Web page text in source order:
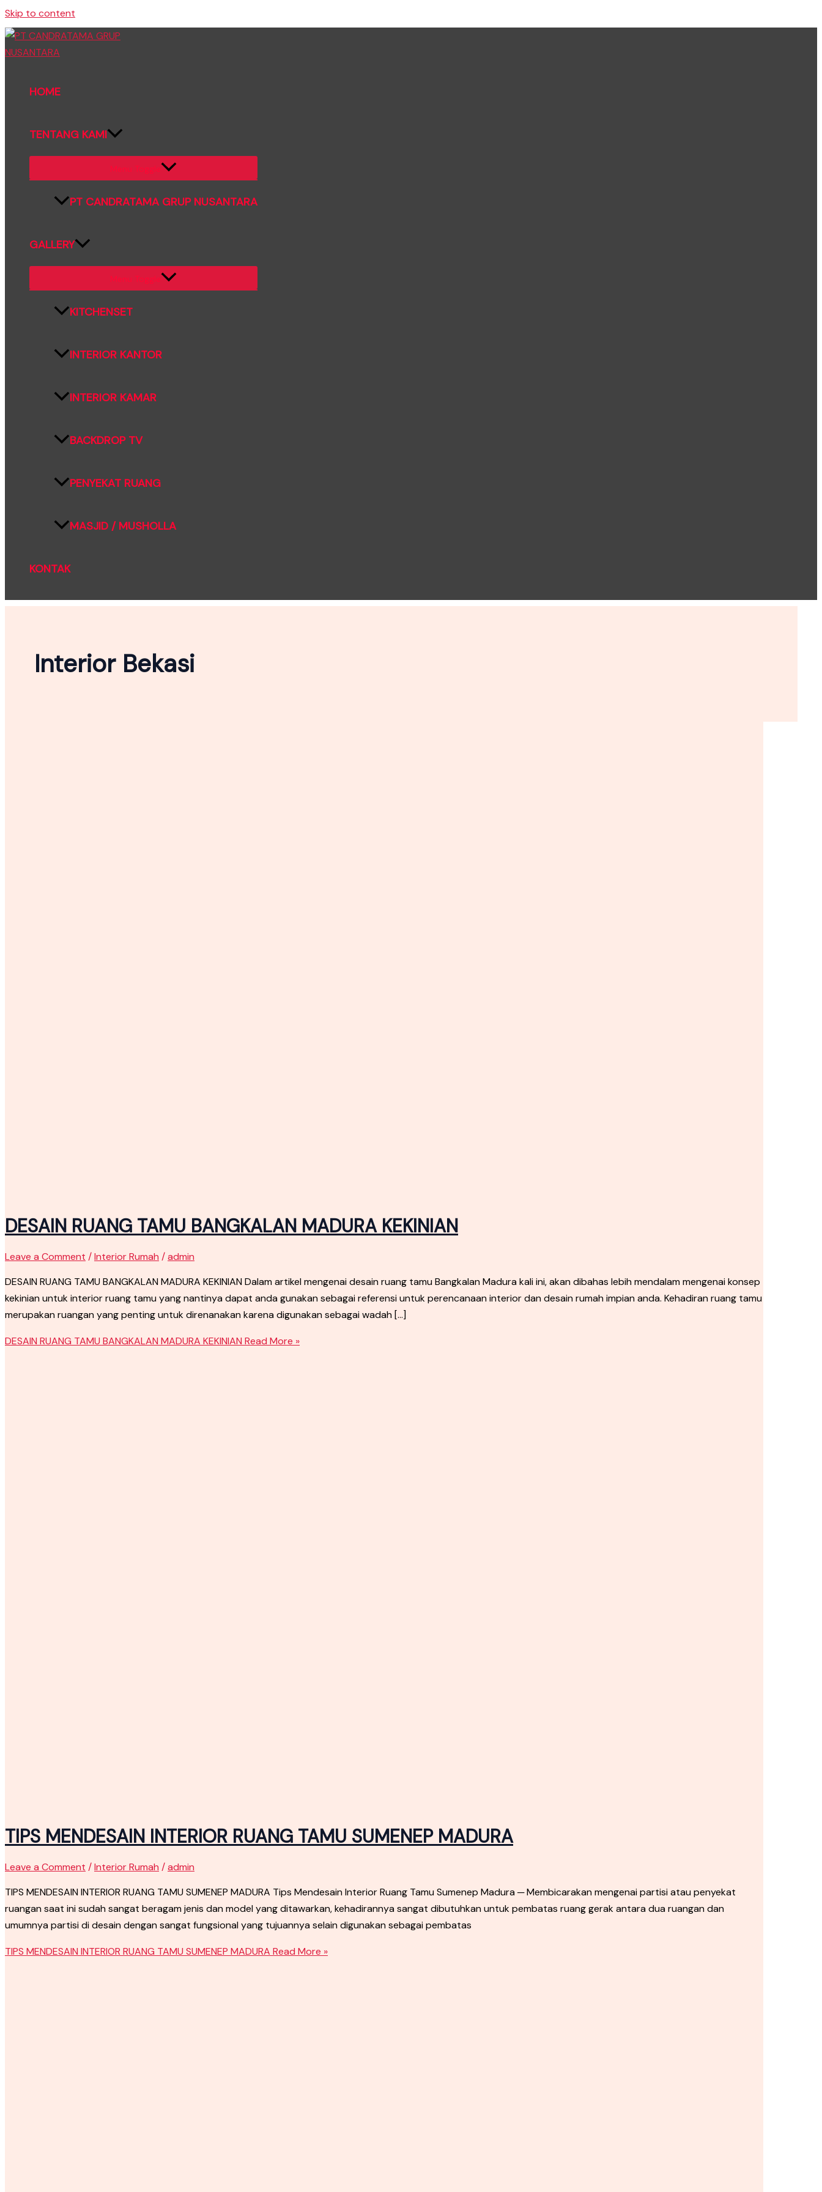
Skip to content
HOME
TENTANG KAMI
Menu Toggle
PT CANDRATAMA GRUP NUSANTARA
GALLERY
Menu Toggle
KITCHENSET
INTERIOR KANTOR
INTERIOR KAMAR
BACKDROP TV
PENYEKAT RUANG
MASJID / MUSHOLLA
KONTAK
Interior Bekasi
DESAIN RUANG TAMU BANGKALAN MADURA KEKINIAN
Leave a Comment /Interior Rumah /admin
DESAIN RUANG TAMU BANGKALAN MADURA KEKINIAN Dalam artikel mengenai desain ruang tamu Bangkalan Madura kali ini, akan dibahas lebih mendalam mengenai konsep
kekinian untuk interior ruang tamu yang nantinya dapat anda gunakan sebagai referensi untuk perencanaan interior dan desain rumah impian anda. Kehadiran ruang tamu
merupakan ruangan yang penting untuk direnanakan karena digunakan sebagai wadah […]
DESAIN RUANG TAMU BANGKALAN MADURA KEKINIAN Read More »
TIPS MENDESAIN INTERIOR RUANG TAMU SUMENEP MADURA
Leave a Comment /Interior Rumah /admin
TIPS MENDESAIN INTERIOR RUANG TAMU SUMENEP MADURA Tips Mendesain Interior Ruang Tamu Sumenep Madura ─ Membicarakan mengenai partisi atau penyekat
ruangan saat ini sudah sangat beragam jenis dan model yang ditawarkan, kehadirannya sangat dibutuhkan untuk pembatas ruang gerak antara dua ruangan dan
umumnya partisi di desain dengan sangat fungsional yang tujuannya selain digunakan sebagai pembatas
TIPS MENDESAIN INTERIOR RUANG TAMU SUMENEP MADURA Read More »